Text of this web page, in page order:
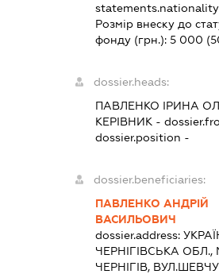
Розмір внеску до
фонду (грн.):5 000
dossier.heads:
ПАВЛЕНКО ІРИНА
КЕРІВНИК -
dossier.position -
dossier.beneficiaries:
ПАВЛЕНКО АНДРІЙ
ВАСИЛЬОВИЧ
dossier.address:
ЧЕРНІГІВСЬКА ОБЛ.,
ЧЕРНІГІВ,